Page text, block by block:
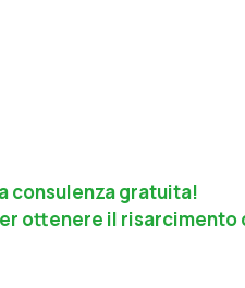
consulenza gratuita!
ottenere il risarcimento